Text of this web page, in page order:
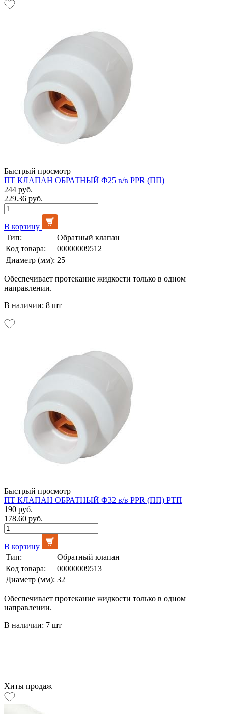
Быстрый просмотр
ПТ КЛАПАН ОБРАТНЫЙ Ф25 в/в PPR (ПП)
244 руб.
229.36 руб.
В корзину
Тип:
Обратный клапан
Код товара:
00000009512
Диаметр (мм): 25
Обеспечивает протекание жидкости только в одном
направлении.
В наличии: 8 шт
Быстрый просмотр
ПТ КЛАПАН ОБРАТНЫЙ Ф32 в/в PPR (ПП) РТП
190 руб.
178.60 руб.
В корзину
Тип:
Обратный клапан
Код товара:
00000009513
Диаметр (мм): 32
Обеспечивает протекание жидкости только в одном
направлении.
В наличии: 7 шт
Хиты продаж